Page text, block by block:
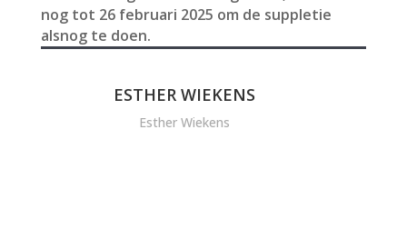
nog tot 26 februari 2025 om de suppletie
alsnog te doen.
ESTHER WIEKENS
Esther Wiekens